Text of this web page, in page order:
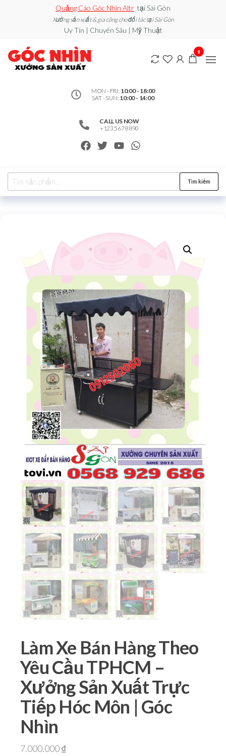
Quảng Cáo Góc Nhìn Altr tại Sài Gòn
Xưởng sản xuất & gia công cho đối tác tại Sài Gòn
Uy Tín | Chuyên Sâu | Mỹ Thuật
0912502060
– Xưởng
bán
hàng /
Xoay
may
MON - FRI: 10:00 - 18:00
SAT - SUN: 10:00 - 14:00
CALL US NOW
+123 5678 890
0
Tìm kiếm
Làm Xe Bán Hàng Theo
Yêu Cầu TPHCM –
Xưởng Sản Xuất Trực
Tiếp Hóc Môn | Góc
Nhìn
7.000.000₫